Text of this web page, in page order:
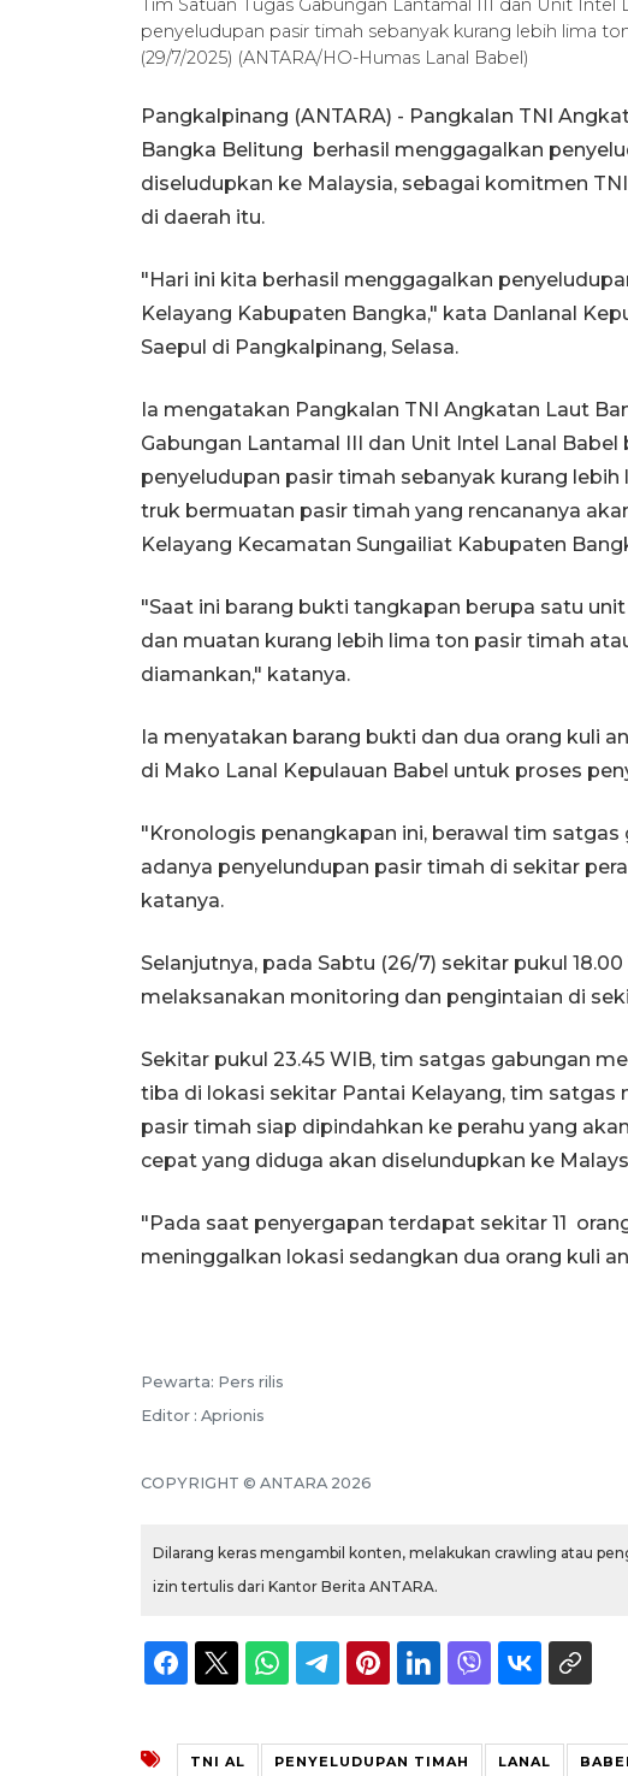
Tim Satuan Tugas Gabungan Lantamal III dan Unit
penyeludupan pasir timah sebanyak kurang lebih lima
(29/7/2025) (ANTARA/HO-Humas Lanal Babel)
Pangkalpinang (ANTARA) - Pangkalan TNI
Bangka Belitung berhasil menggagalkan
diseludupkan ke Malaysia, sebagai komitmen
di daerah itu.
"Hari ini kita berhasil menggagalkan
Kelayang Kabupaten Bangka," kata Danlanal
Saepul di Pangkalpinang, Selasa.
Ia mengatakan Pangkalan TNI Angkatan Laut
Gabungan Lantamal III dan Unit Intel Lanal
penyeludupan pasir timah sebanyak kurang
truk bermuatan pasir timah yang rencananya
Kelayang Kecamatan Sungailiat Kabupaten
"Saat ini barang bukti tangkapan berupa satu
dan muatan kurang lebih lima ton pasir timah
diamankan," katanya.
Ia menyatakan barang bukti dan dua orang kuli
di Mako Lanal Kepulauan Babel untuk proses
"Kronologis penangkapan ini, berawal tim
adanya penyelundupan pasir timah di sekitar
katanya.
Selanjutnya, pada Sabtu (26/7) sekitar pukul
melaksanakan monitoring dan pengintaian di
Sekitar pukul 23.45 WIB, tim satgas gabungan
tiba di lokasi sekitar Pantai Kelayang, tim
pasir timah siap dipindahkan ke perahu yang
cepat yang diduga akan diselundupkan ke
"Pada saat penyergapan terdapat sekitar 11
meninggalkan lokasi sedangkan dua orang kuli
Pewarta: Pers rilis
Editor : Aprionis
COPYRIGHT © ANTARA 2026
Dilarang keras mengambil konten, melakukan crawling atau
izin tertulis dari Kantor Berita ANTARA.
TNI AL PENYELUDUPAN TIMAH LANAL